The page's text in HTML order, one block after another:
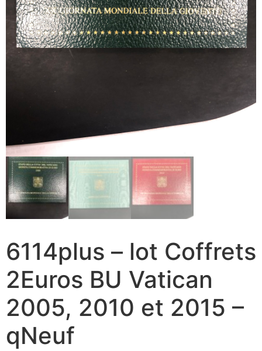
6114plus – lot Coffrets
2Euros BU Vatican
2005, 2010 et 2015 –
qNeuf